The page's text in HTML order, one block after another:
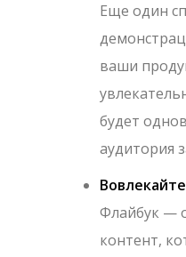
Еще один
ваши
будет
аудитория
Флайбук —
контент,